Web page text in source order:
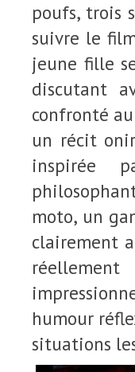
poufs, trois
suivre le
jeune fille
discutant
confronté
un récit
inspirée
moto, un
clairement
humour
situations